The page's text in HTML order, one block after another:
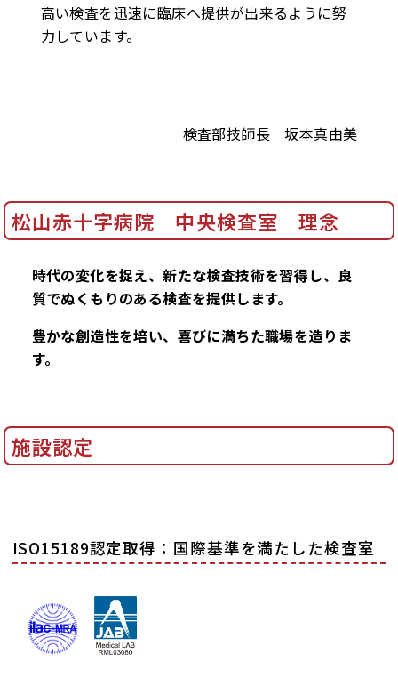
高い検査を迅速に臨床へ提供が出来るように努
力しています。
検査部技師長 坂本真由美
松山赤十字病院 中央検査室 理念
時代の変化を捉え、新たな検査技術を習得し、良
質でぬくもりのある検査を提供します。
豊かな創造性を培い、喜びに満ちた職場を造りま
す。
施設認定
ISO15189認定取得：国際基準を満たした検査室